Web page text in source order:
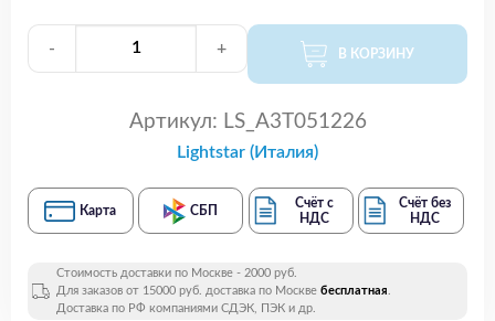
- + В КОРЗИНУ
Артикул: LS_A3T051226
Lightstar (Италия)
Карта СБП
Счёт с
НДС
Счёт без
НДС
Стоимость доставки по Москве - 2000 руб.
Для заказов от 15000 руб. доставка по Москве бесплатная.
Доставка по РФ компаниями СДЭК, ПЭК и др.